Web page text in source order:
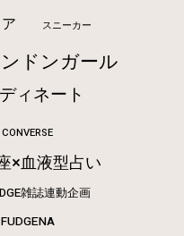
スニーカー
ドンガール
ィネート
CONVERSE
×血液型占い
雑誌連動企画
FUDGENA